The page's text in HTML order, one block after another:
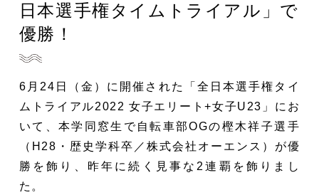
日本選手権タイムトライアル」で
優勝！
6月24日（金）に開催された「全日本選手権タイ
ムトライアル2022 女子エリート+女子U23」にお
いて、本学同窓生で自転車部OGの樫木祥子選手
（H28・歴史学科卒／株式会社オーエンス）が優
勝を飾り、昨年に続く見事な2連覇を飾りまし
た。